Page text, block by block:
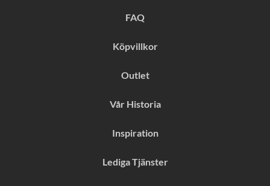
FAQ
Köpvillkor
Outlet
Vår Historia
Inspiration
Lediga Tjänster
a
m